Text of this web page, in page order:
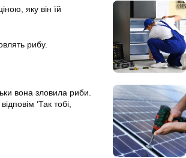
яку він їй
рибу.
вона зловила риби.
‘Так тобі,